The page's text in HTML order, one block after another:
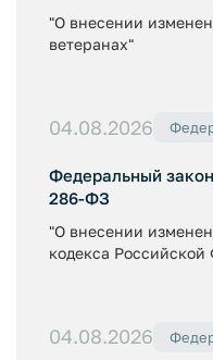
"О внесении
ветеранах"
04.08.2026
Федеральный
286-ФЗ
"О внесении
кодекса
04.08.2026